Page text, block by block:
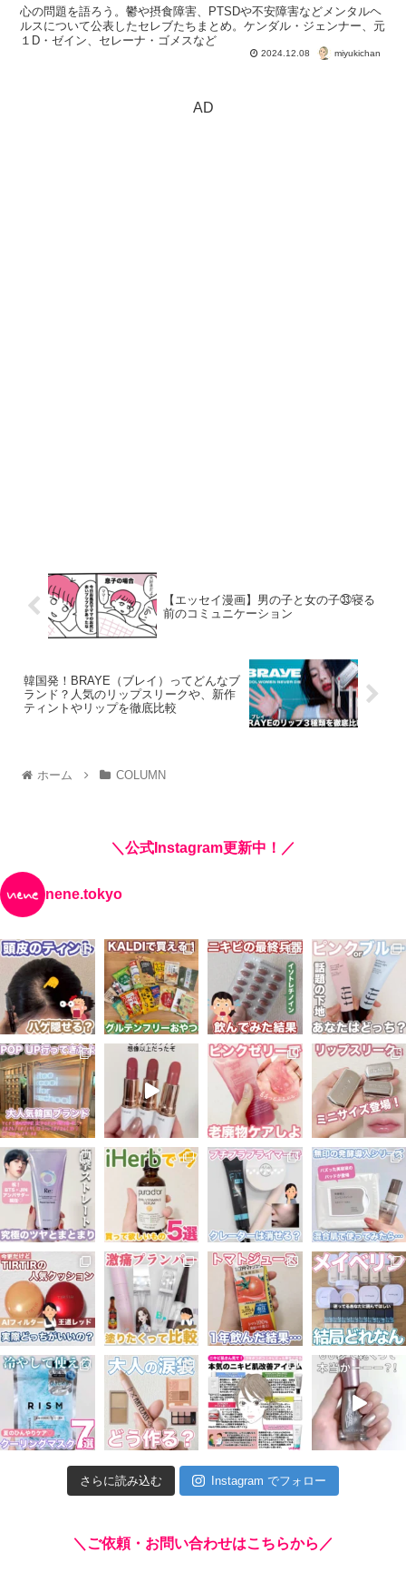
心の問題を語ろう。鬱や摂食障害、PTSDや不安障害などメンタルヘ
ルスについて公表したセレブたちまとめ。ケンダル・ジェンナー、元
１D・ゼイン、セレーナ・ゴメスなど
2024.12.08 miyukichan
AD
【エッセイ漫画】男の子と女の子㉝寝る
前のコミュニケーション
韓国発！BRAYE（ブレイ）ってどんなブ
ランド？人気のリップスリークや、新作
ティントやリップを徹底比較
ホーム COLUMN
＼公式Instagram更新中！／
nene.tokyo
さらに読み込む Instagram でフォロー
＼ご依頼・お問い合わせはこちらから／